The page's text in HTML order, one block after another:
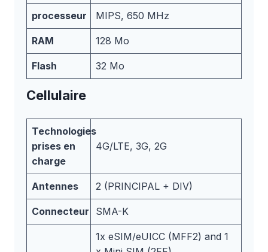
processeur MIPS, 650 MHz
RAM 128 Mo
Flash 32 Mo
Cellulaire
Technologies
prises en
charge
4G/LTE, 3G, 2G
Antennes 2 (PRINCIPAL + DIV)
Connecteur SMA-K
1x eSIM/eUICC (MFF2) and 1